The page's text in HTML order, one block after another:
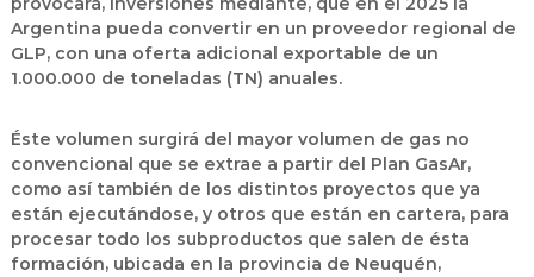
Argentina pueda convertir en un proveedor regional de
GLP, con una oferta adicional exportable de un
1.000.000 de toneladas (TN) anuales.
Éste volumen surgirá del mayor volumen de gas no
convencional que se extrae a partir del Plan GasAr,
como así también de los distintos proyectos que ya
están ejecutándose, y otros que están en cartera, para
procesar todo los subproductos que salen de ésta
formación, ubicada en la provincia de Neuquén,